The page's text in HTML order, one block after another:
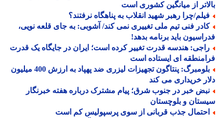
از میانگین کشوری است
چرا رهبر شهید انقلاب به پناهگاه نرفتند؟
فنی تیم ملی تغییری نمی کند/ آشوبی: به جای قلعه نویی،
باید برنامه بدهد!
هندسه قدرت تغییر کرده است؛ ایران در جایگاه یک قدرت
ای ایستاده است
بلومبرگ: پنتاگون تجهیزات لیزری ضد پهپاد به ارزش 400 میلیون
خریداری می کند
خبر در جنوب شرق؛ پیام مشترک درباره هفته خبرنگار
و بلوچستان
جذب قربانی از سوی پرسپولیس کم است